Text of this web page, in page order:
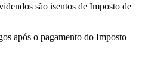
são isentos de Imposto de
após o pagamento do Imposto